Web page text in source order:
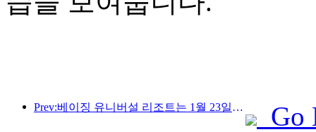
Prev:베이징 유니버설 리조트는 1월 23일부터 40일간 유니버설 중국 설날 이벤트를 개최합니다.
Go